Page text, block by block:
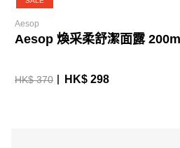
Aesop
Aesop 煥采柔舒潔面露 200ml
HK$ 370 HK$ 298